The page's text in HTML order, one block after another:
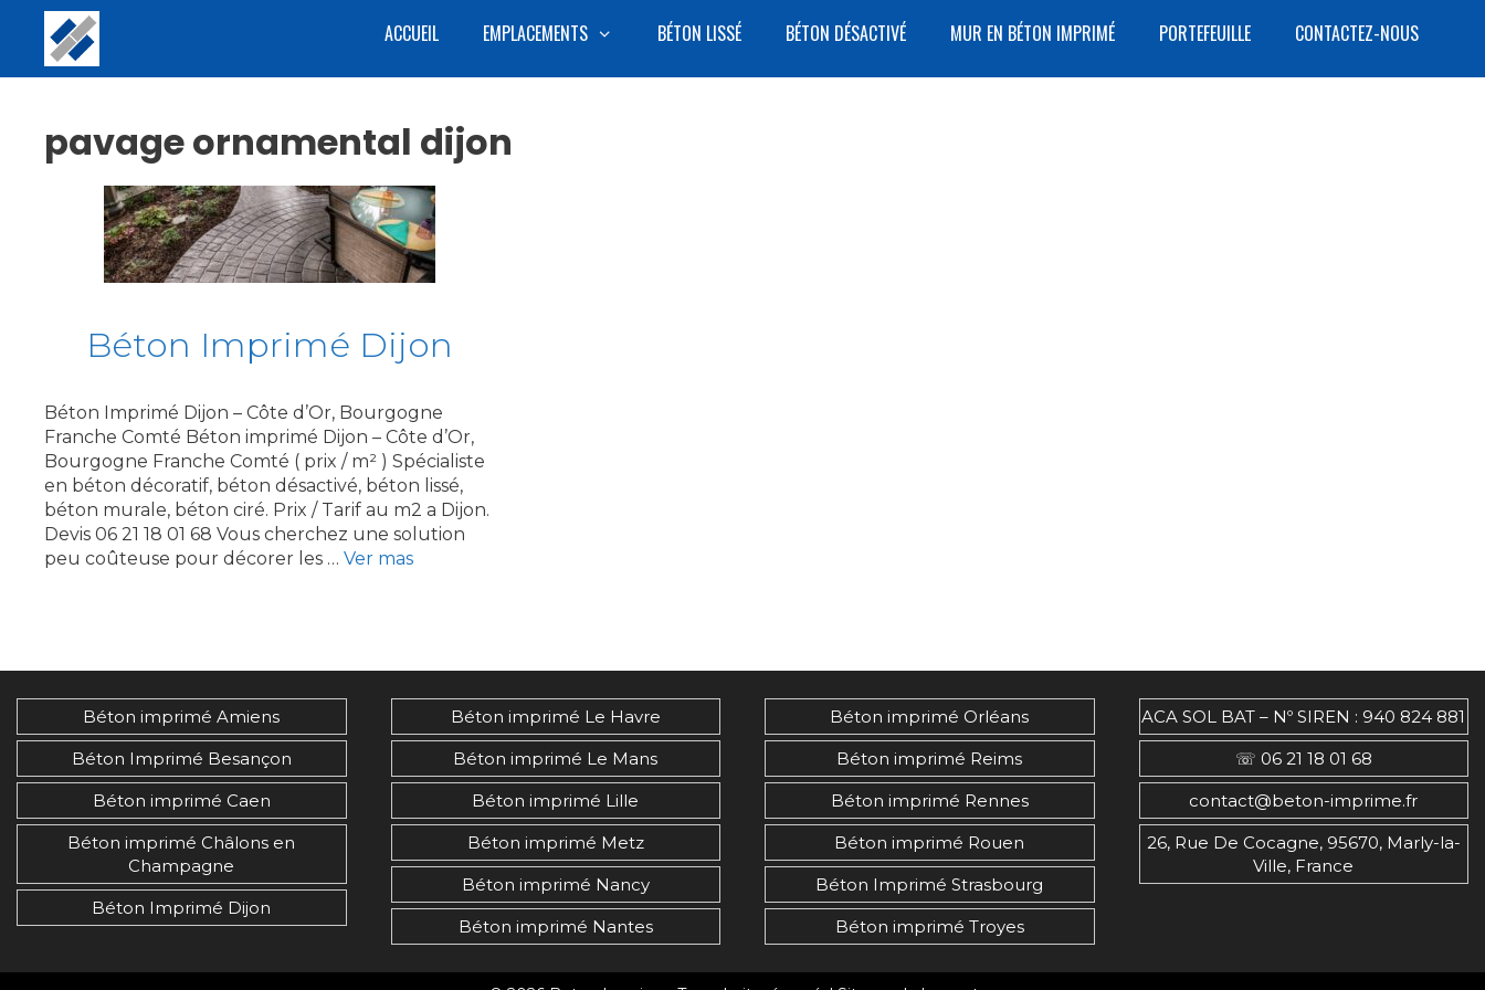
contenu
ACCUEIL EMPLACEMENTS BÉTON LISSÉ BÉTON DÉSACTIVÉ MUR EN BÉTON IMPRIMÉ PORTEFEUILLE CONTACTEZ-NOUS
pavage ornamental dijon
Béton Imprimé Dijon
Béton Imprimé Dijon – Côte d’Or, Bourgogne
Franche Comté Béton imprimé Dijon – Côte d’Or,
Bourgogne Franche Comté ( prix / m² ) Spécialiste
en béton décoratif, béton désactivé, béton lissé,
béton murale, béton ciré. Prix / Tarif au m2 a Dijon.
Devis 06 21 18 01 68 Vous cherchez une solution
peu coûteuse pour décorer les … Ver mas
Béton imprimé Amiens
Béton Imprimé Besançon
Béton imprimé Caen
Béton imprimé Châlons en
Champagne
Béton Imprimé Dijon
Béton imprimé Le Havre
Béton imprimé Le Mans
Béton imprimé Lille
Béton imprimé Metz
Béton imprimé Nancy
Béton imprimé Nantes
Béton imprimé Orléans
Béton imprimé Reims
Béton imprimé Rennes
Béton imprimé Rouen
Béton Imprimé Strasbourg
Béton imprimé Troyes
ACA SOL BAT – Nº SIREN : 940 824 881
☏ 06 21 18 01 68
contact@beton-imprime.fr
26, Rue De Cocagne, 95670, Marly-la-
Ville, France